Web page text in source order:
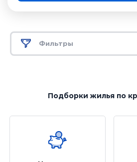
Фильтры
Подборки жильяпо